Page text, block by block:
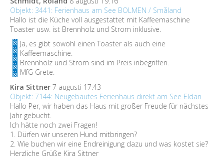
Objekt: 3441: Ferienhaus am See BOLMEN / Småland
Hallo ist die Küche voll ausgestattet mit Kaffeemaschine
Toaster usw. ist Brennholz und Strom inklusive.
Ja, es gibt sowohl einen Toaster als auch eine
Kaffeemaschine.
Brennholz und Strom sind im Preis inbegriffen.
MfG Grete.
Kira Sittner 7 augusti 17:43
Objekt: 7144: Neugebautes Ferienhaus direkt am See Eldan
Hallo Per, wir haben das Haus mit großer Freude für nächstes
Jahr gebucht.
Ich hätte noch zwei Fragen!
1. Dürfen wir unseren Hund mitbringen?
2. Wie buchen wir eine Endreinigung dazu und was kostet sie?
Herzliche Grüße Kira Sittner